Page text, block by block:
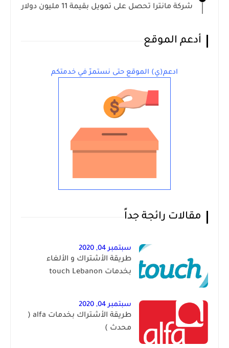
شركة مانترا تحصل على تمويل بقيمة 11 مليون دولار
أدعم الموقع
ادعم(ي) الموقع حتى نستمرّ في خدمتكم
مقالات رائجة جداً
سبتمبر 04, 2020
طريقة الأشتراك و الألغاء
بخدمات touch Lebanon
سبتمبر 04, 2020
طريقة الأشتراك بخدمات alfa (
محدث )